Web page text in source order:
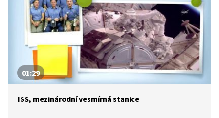
01:29
ISS, mezinárodní vesmírná stanice